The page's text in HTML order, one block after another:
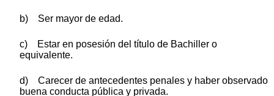
b) Ser mayor de edad.
c) Estar en posesión del título de Bachiller o
equivalente.
d) Carecer de antecedentes penales y haber observado
buena conducta pública y privada.